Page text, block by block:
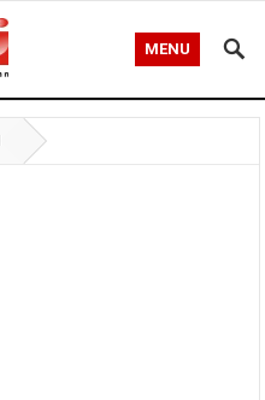
MENU